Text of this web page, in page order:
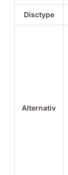
Disctype
Alternativ